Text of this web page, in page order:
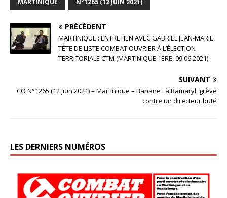
PRÉCÉDENT
MARTINIQUE : ENTRETIEN AVEC GABRIEL JEAN-MARIE,
TÊTE DE LISTE COMBAT OUVRIER À L’ÉLECTION
TERRITORIALE CTM (MARTINIQUE 1ERE, 09 06 2021)
SUIVANT
CO N°1265 (12 juin 2021) – Martinique – Banane : à Bamaryl, grève
contre un directeur buté
LES DERNIERS NUMÉROS